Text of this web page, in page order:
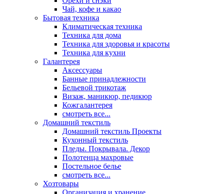
Чай, кофе и какао
Бытовая техника
Климатическая техника
Техника для дома
Техника для здоровья и красоты
Техника для кухни
Галантерея
Аксессуары
Банные принадлежности
Бельевой трикотаж
Визаж, маникюр, педикюр
Кожгалантерея
смотреть все...
Домашний текстиль
Домашний текстиль Проекты
Кухонный текстиль
Пледы. Покрывала. Декор
Полотенца махровые
Постельное белье
смотреть все...
Хозтовары
Организация и хранение